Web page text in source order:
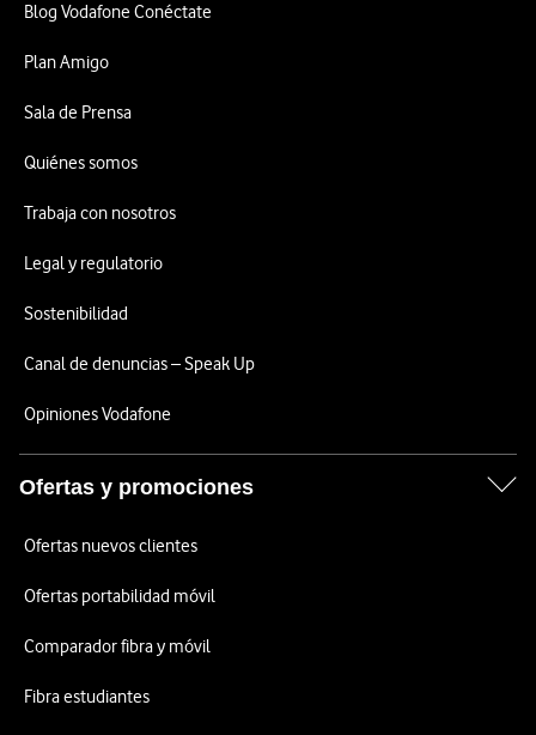
Blog Vodafone Conéctate
Plan Amigo
Sala de Prensa
Quiénes somos
Trabaja con nosotros
Legal y regulatorio
Sostenibilidad
Canal de denuncias – Speak Up
Opiniones Vodafone
Ofertas y promociones
Ofertas nuevos clientes
Ofertas portabilidad móvil
Comparador fibra y móvil
Fibra estudiantes